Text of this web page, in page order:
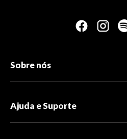
Sobre nós
Ajuda e Suporte